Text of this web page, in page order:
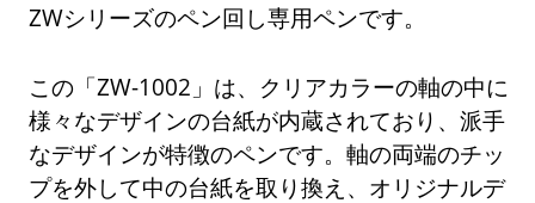
ZWシリーズのペン回し専用ペンです。
この「ZW-1002」は、クリアカラーの軸の中に
様々なデザインの台紙が内蔵されており、派手
なデザインが特徴のペンです。軸の両端のチッ
プを外して中の台紙を取り換え、オリジナルデ